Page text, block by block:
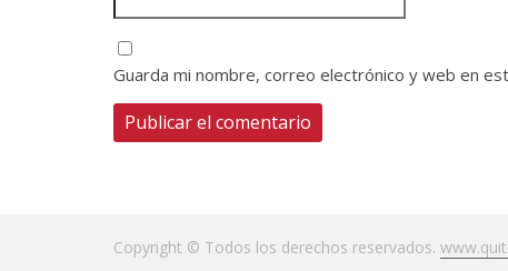
Guarda mi nombre, correo electrónico y web en
Copyright © Todos los derechos reservados.